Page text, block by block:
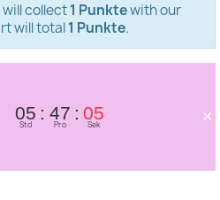
collect1 Punktewith our
will total1 Punkte.
05
Std
47
Pro
04
Sek ×